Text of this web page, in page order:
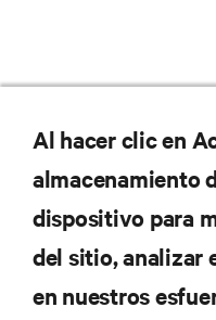
Al hacer clic en
almacenamiento
dispositivo para
del sitio, analizar
en nuestros